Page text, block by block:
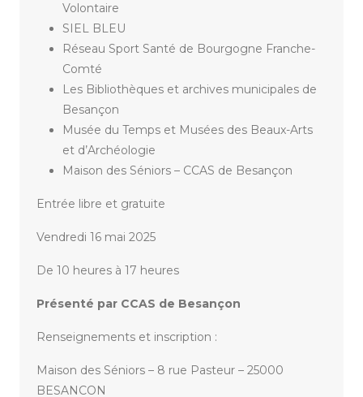
Volontaire
SIEL BLEU
Réseau Sport Santé de Bourgogne Franche-
Comté
Les Bibliothèques et archives municipales de
Besançon
Musée du Temps et Musées des Beaux-Arts
et d’Archéologie
Maison des Séniors – CCAS de Besançon
Entrée libre et gratuite
Vendredi 16 mai 2025
De 10 heures à 17 heures
Présenté par CCAS de Besançon
Renseignements et inscription :
Maison des Séniors – 8 rue Pasteur – 25000
BESANCON